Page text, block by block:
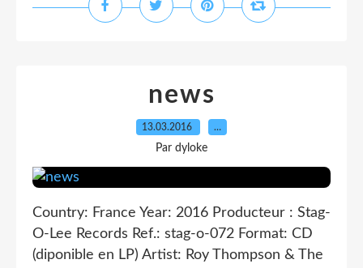
news
13.03.2016 …
Par dyloke
Country: France Year: 2016 Producteur : Stag-
O-Lee Records Ref.: stag-o-072 Format: CD
(diponible en LP) Artist: Roy Thompson & The